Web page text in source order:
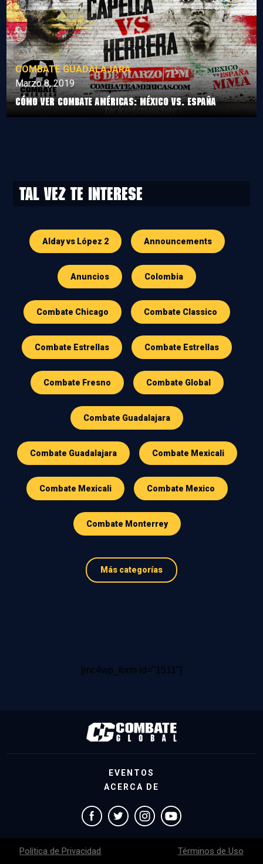
COMBATE GUADALAJARA
Marzo 8, 2019
Cómo ver Combate Américas: México vs. España
Tal vez te interese
Alday vs López 2 Announcements
Anuncios Colombia
Combate Chicago Combate Classico
Combate Estrellas Combate Estrellas
Combate Fresno Combate Global
Combate Guadalajara
Combate Guadalajara Combate Mexicali
Combate Mexicali Combate Mexico
Combate Monterrey
Más categorías
[mc4wp_form id="1511"]
EVENTOS
ACERCA DE
Política de Privacidad Términos de Uso